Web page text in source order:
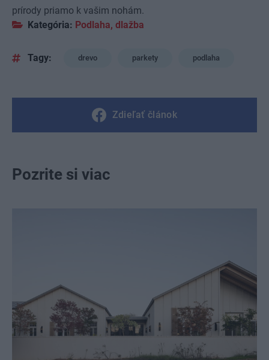
prírody priamo k vašim nohám.
Kategória: Podlaha, dlažba
Tagy: drevo parkety podlaha
Zdieľať článok
Pozrite si viac